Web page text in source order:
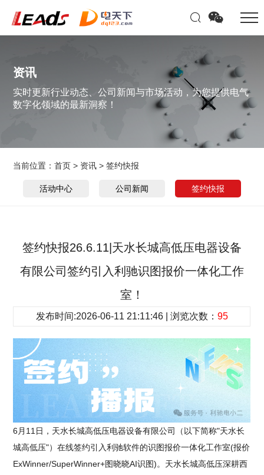
资讯
实时更新行业动态、公司新闻与市场活动，为您提供电气
数字化领域的最新洞察！
当前位置：首页 > 资讯 >签约快报
活动中心 公司新闻 签约快报
签约快报26.6.11|天水长城高低压电器设备
有限公司签约引入利驰识图报价一体化工作
室！
发布时间:2026-06-11 21:11:46 | 浏览次数： 95
6月11日，天水长城高低压电器设备有限公司（以下简称"天水长
城高低压"）在线签约引入利驰软件的识图报价一体化工作室(报价
ExWinner/SuperWinner+图晓晓AI识图)。天水长城高低压深耕西